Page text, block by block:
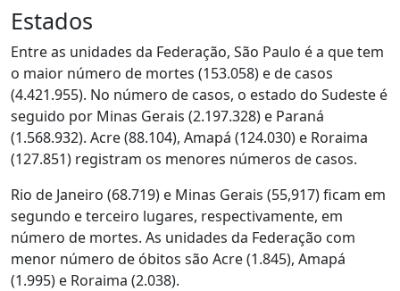
Estados
Entre as unidades da Federação, São Paulo é a que tem
o maior número de mortes (153.058) e de casos
(4.421.955). No número de casos, o estado do Sudeste é
seguido por Minas Gerais (2.197.328) e Paraná
(1.568.932). Acre (88.104), Amapá (124.030) e Roraima
(127.851) registram os menores números de casos.
Rio de Janeiro (68.719) e Minas Gerais (55,917) ficam em
segundo e terceiro lugares, respectivamente, em
número de mortes. As unidades da Federação com
menor número de óbitos são Acre (1.845), Amapá
(1.995) e Roraima (2.038).